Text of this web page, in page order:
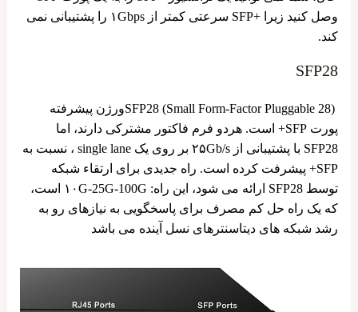
وصل کنید زیرا +SFP سرعتی کمتر از ۱Gbps را پشتیبانی نمی
‌کند.
SFP28
SFP28 (Small Form-Factor Pluggable 28)ورژن پیشرفته
پورت SFP+ است. هردو فرم فاکتور مشترکی دارند، اما
SFP28 با پشتیبانی از ۲۵Gb/s بر روی یک single lane ، نسبت به
SFP+ پیشرفت کرده است. راه جدیدی برای ارتقاء شبکه
توسط SFP28 ارائه می شود، این راه: ۱۰G-25G-100G است،
که یک راه حل کم مصرف برای پاسخگویی به نیازهای رو به
رشد شبکه های دیتاسنترهای نسل آینده می باشد